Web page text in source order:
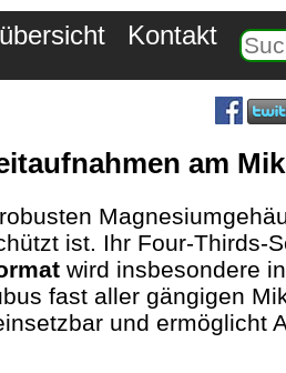
Kontakt
am
ist. Ihr Four-Thirds-
wird insbesondere
fast aller gängigen
und ermöglicht